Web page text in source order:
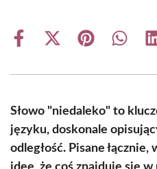
Share
Share
(Twitter)
Share Share
Słowo "niedaleko" to
języku, doskonale
odległość. Pisane